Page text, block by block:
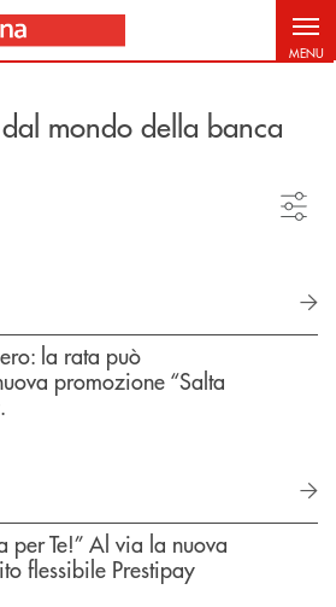
MENU
dal mondo della banca
la rata può
promozione “Salta
per Te!” Al via la nuova
flessibile Prestipay